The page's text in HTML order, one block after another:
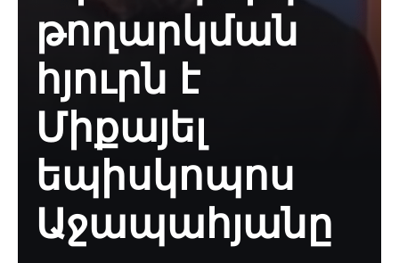
թողարկման
հյուրն է
Միքայել
եպիսկոպոս
Աջապահյանը